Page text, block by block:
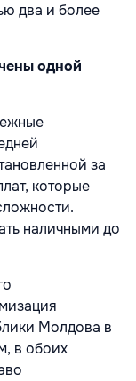
два и более
одной
за
которые
наличными до
Молдова в
в обоих